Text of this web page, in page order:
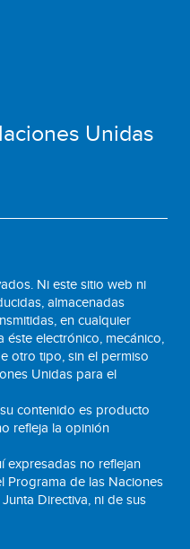
Unidas
Ni este sitio web ni
almacenadas
en cualquier
electrónico, mecánico,
otro tipo, sin el permiso
Unidas para el
contenido es producto
refleja la opinión
expresadas no reflejan
Programa de las Naciones
Directiva, ni de sus